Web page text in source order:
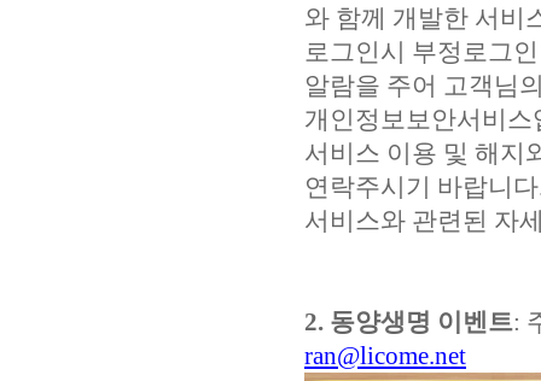
와 함께 개발한 서비
로그인시 부정로그
알람을 주어 고객님
개인정보보안서비스
서비스 이용 및 해지
연락주시기 바랍니
서비스와 관련된 자
2. 동양생명 이벤트:
ran@licome.net